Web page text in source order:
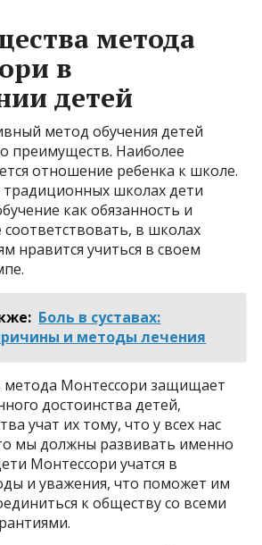
метода
в
детей
метод обучения детей
преимуществ. Наиболее
отношение ребенка к школе.
традиционных школах дети
как обязанность и
соответствовать, в школах
нравится учиться в своем
Боль в суставах:
и методы лечения
метода Монтессори защищает
достоинства детей,
учат их тому, что у всех нас
мы должны развивать именно
Монтессори учатся в
и уважения, что поможет им
к обществу со всеми